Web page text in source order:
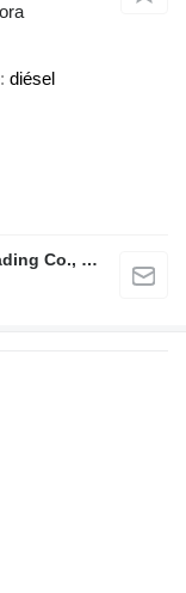
diésel
Anhui Lentlis Engineering Machinery Trading Co., Ltd.